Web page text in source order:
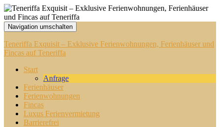
Navigation umschalten
Teneriffa Exquisit – Exklusive Ferienwohnungen, Ferienhäuser und
Fincas auf Teneriffa
Start
Anfrage
Ferienhäuser
Ferienwohnungen
Fincas
Luxus Ferienvermietung
Barrierefrei